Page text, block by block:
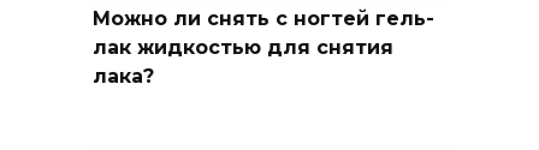
Можно ли снять с ногтей гель-
лак жидкостью для снятия
лака?